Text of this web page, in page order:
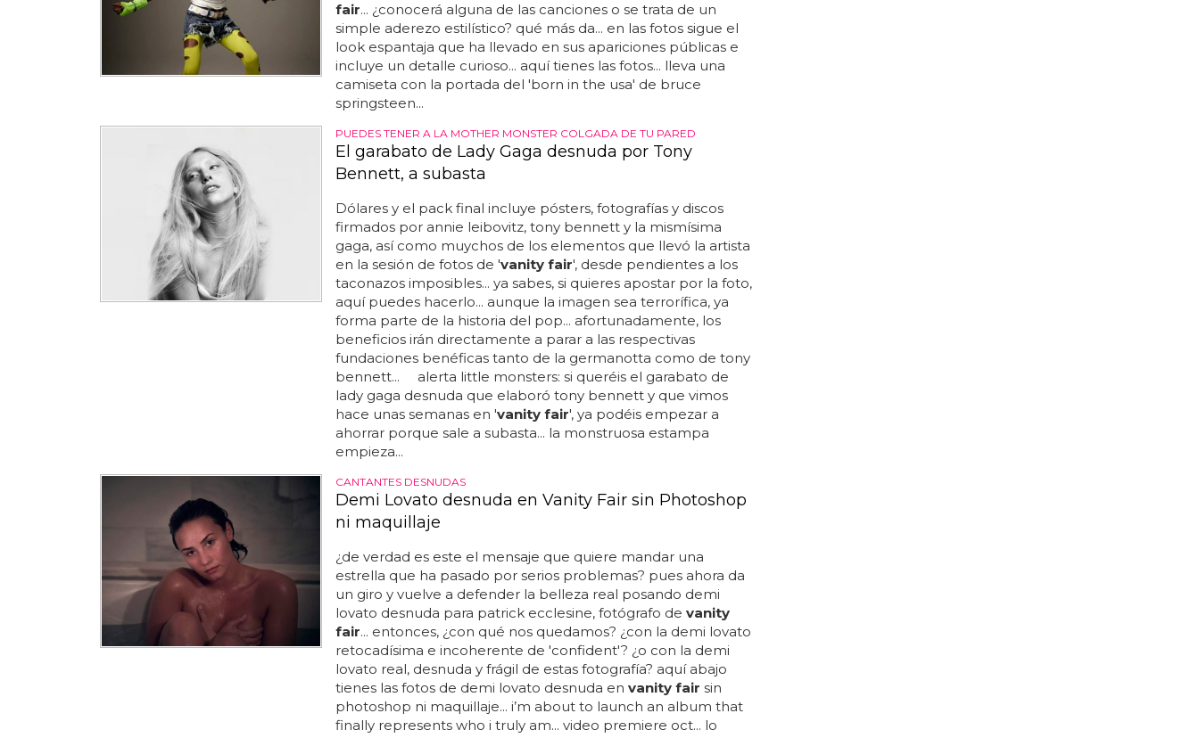
fair... ¿conocerá alguna de las canciones o se trata de un
simple aderezo estilístico? qué más da... en las fotos sigue el
look espantaja que ha llevado en sus apariciones públicas e
incluye un detalle curioso... aquí tienes las fotos... lleva una
camiseta con la portada del 'born in the usa' de bruce
springsteen...
PUEDES TENER A LA MOTHER MONSTER COLGADA DE TU PARED
El garabato de Lady Gaga desnuda por Tony
Bennett, a subasta
Dólares y el pack final incluye pósters, fotografías y discos
firmados por annie leibovitz, tony bennett y la mismísima
gaga, así como muychos de los elementos que llevó la artista
en la sesión de fotos de 'vanity fair', desde pendientes a los
taconazos imposibles... ya sabes, si quieres apostar por la foto,
aquí puedes hacerlo... aunque la imagen sea terrorífica, ya
forma parte de la historia del pop... afortunadamente, los
beneficios irán directamente a parar a las respectivas
fundaciones benéficas tanto de la germanotta como de tony
bennett... alerta little monsters: si queréis el garabato de
lady gaga desnuda que elaboró tony bennett y que vimos
hace unas semanas en 'vanity fair', ya podéis empezar a
ahorrar porque sale a subasta... la monstruosa estampa
empieza...
CANTANTES DESNUDAS
Demi Lovato desnuda en Vanity Fair sin Photoshop
ni maquillaje
¿de verdad es este el mensaje que quiere mandar una
estrella que ha pasado por serios problemas? pues ahora da
un giro y vuelve a defender la belleza real posando demi
lovato desnuda para patrick ecclesine, fotógrafo de vanity
fair... entonces, ¿con qué nos quedamos? ¿con la demi lovato
retocadísima e incoherente de 'confident'? ¿o con la demi
lovato real, desnuda y frágil de estas fotografía? aquí abajo
tienes las fotos de demi lovato desnuda en vanity fair sin
photoshop ni maquillaje... i’m about to launch an album that
finally represents who i truly am... video premiere oct... lo